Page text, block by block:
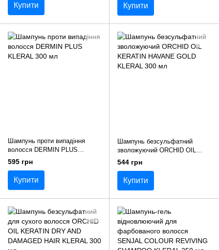
Купити Купити
Шампунь проти випадіння
волосся DERMIN PLUS
KLERAL 300 мл
595 грн
Купити
Шампунь безсульфатний
зволожуючий ORCHID OIL
KERATIN HAVANE GOLD
KLERAL 300 мл
544 грн
Купити